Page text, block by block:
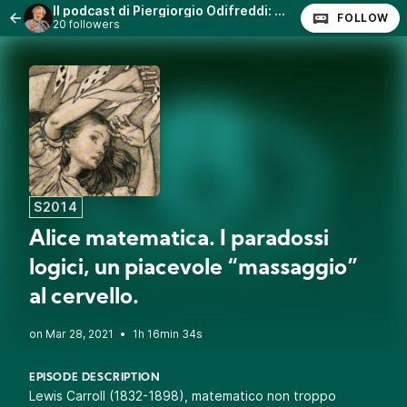
Il podcast di Piergiorgio Odifreddi: Lezioni e Conferenze.
20 followers FOLLOW
S2014
Alice matematica. I paradossi
logici, un piacevole “massaggio”
al cervello.
• 1h 16min 34s
EPISODE DESCRIPTION
Lewis Carroll (1832-1898), matematico non troppo